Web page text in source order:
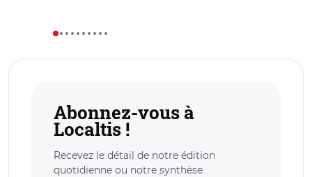
Abonnez-vous à
Localtis !
Recevez le détail de notre édition
quotidienne ou notre synthèse